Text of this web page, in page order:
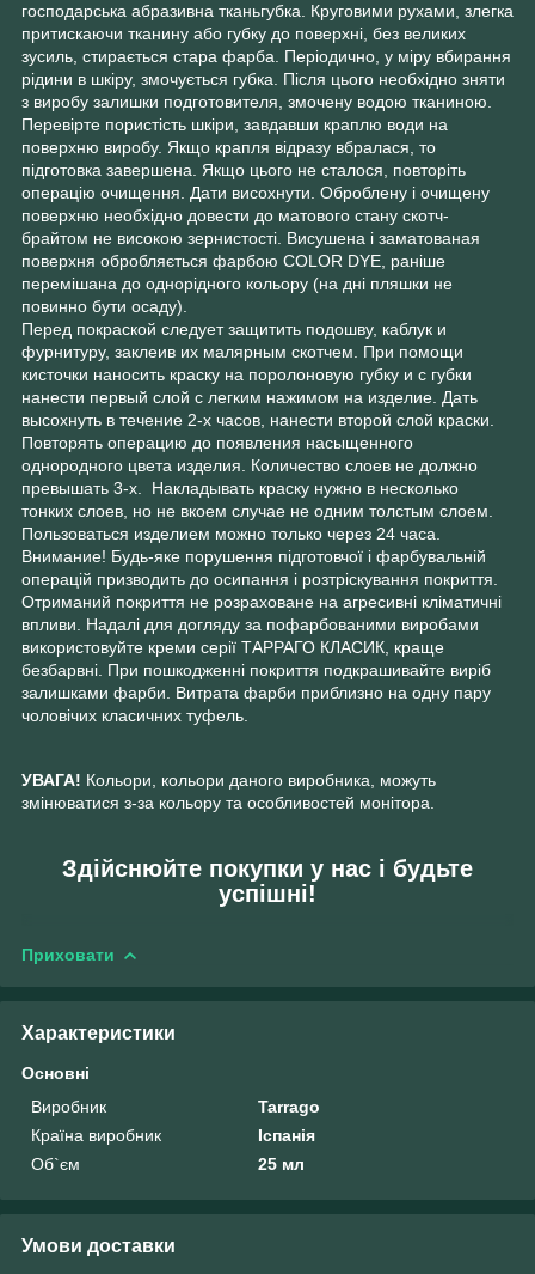
господарська абразивна тканьгубка. Круговими рухами, злегка
притискаючи тканину або губку до поверхні, без великих
зусиль, стирається стара фарба. Періодично, у міру вбирання
рідини в шкіру, змочується губка. Після цього необхідно зняти
з виробу залишки подготовителя, змочену водою тканиною.
Перевірте пористість шкіри, завдавши краплю води на
поверхню виробу. Якщо крапля відразу вбралася, то
підготовка завершена. Якщо цього не сталося, повторіть
операцію очищення. Дати висохнути. Оброблену і очищену
поверхню необхідно довести до матового стану скотч-
брайтом не високою зернистості. Висушена і заматованая
поверхня обробляється фарбою COLOR DYE, раніше
перемішана до однорідного кольору (на дні пляшки не
повинно бути осаду).
Перед покраской следует защитить подошву, каблук и
фурнитуру, заклеив их малярным скотчем. При помощи
кисточки наносить краску на поролоновую губку и с губки
нанести первый слой с легким нажимом на изделие. Дать
высохнуть в течение 2-х часов, нанести второй слой краски.
Повторять операцию до появления насыщенного
однородного цвета изделия. Количество слоев не должно
превышать 3-х. Накладывать краску нужно в несколько
тонких слоев, но не вкоем случае не одним толстым слоем.
Пользоваться изделием можно только через 24 часа.
Внимание! Будь-яке порушення підготовчої і фарбувальній
операцій призводить до осипання і розтріскування покриття.
Отриманий покриття не розраховане на агресивні кліматичні
впливи. Надалі для догляду за пофарбованими виробами
використовуйте креми серії ТАРРАГО КЛАСИК, краще
безбарвні. При пошкодженні покриття подкрашивайте виріб
залишками фарби. Витрата фарби приблизно на одну пару
чоловічих класичних туфель.
УВАГА! Кольори, кольори даного виробника, можуть
змінюватися з-за кольору та особливостей монітора.
Здійснюйте покупки у нас і будьте
успішні!
Приховати
Характеристики
Основні
Виробник
Tarrago
Країна виробник
Іспанія
Об`єм
25 мл
Умови доставки